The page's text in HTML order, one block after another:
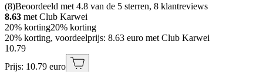
(8)Beoordeeld met 4.8 van de 5 sterren, 8 klantreviews
8.63 met Club Karwei
20% korting20% korting
20% korting, voordeelprijs: 8.63 euro met Club Karwei
10.79
Prijs: 10.79 euro